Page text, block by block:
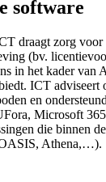
software
draagt zorg
(bv.
in het kader van
ICT adviseert
en
Microsoft
die binnen
Athena,…).